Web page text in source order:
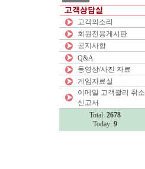
고객의소리
회원전용게시판
공지사항
Q&A
동영상/사진 자료
게임자료실
이메일 고객괄리 취소
신고서
Total: 2678
Today: 9